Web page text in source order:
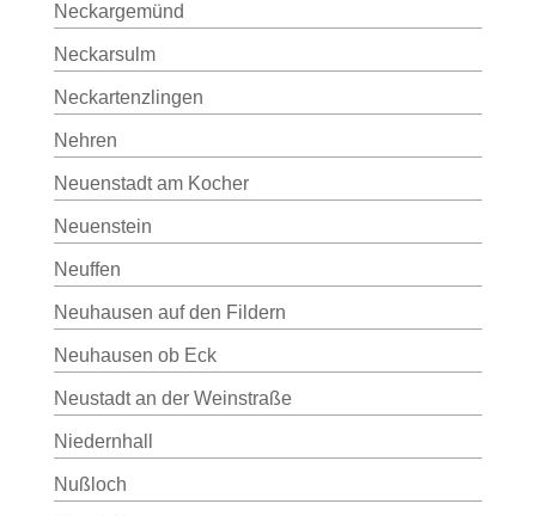
Neckargemünd
Neckarsulm
Neckartenzlingen
Nehren
Neuenstadt am Kocher
Neuenstein
Neuffen
Neuhausen auf den Fildern
Neuhausen ob Eck
Neustadt an der Weinstraße
Niedernhall
Nußloch